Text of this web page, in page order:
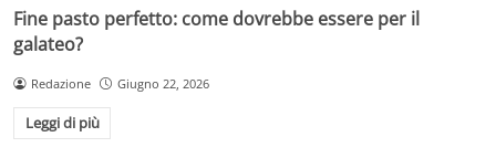
Fine pasto perfetto: come dovrebbe essere per il
galateo?
Redazione Giugno 22, 2026
Leggi di più